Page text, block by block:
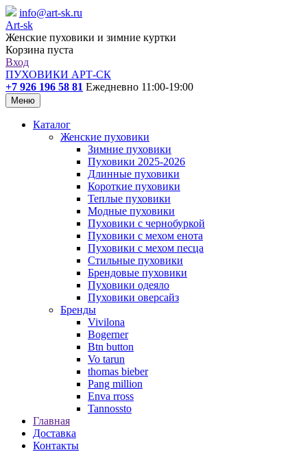
info@art-sk.ru
Art-sk
Женские пуховики и зимние куртки
Корзина пуста
Вход
ПУХОВИКИ АРТ-СК
+7 926 196 58 81 Ежедневно 11:00-19:00
Меню
Каталог
Женские пуховики
Зимние пуховики
Пуховики 2025-2026
Длинные пуховики
Короткие пуховики
Теплые пуховики
Модные пуховики
Пуховики с чернобуркой
Пуховики с мехом енота
Пуховики с мехом песца
Стильные пуховики
Брендовые пуховики
Пуховики одеяло
Пуховики оверсайз
Бренды
Vivilona
Bogerner
Btn button
Vo tarun
thomas bieber
Pang million
Enva rross
Tannossto
Главная
Доставка
Контакты